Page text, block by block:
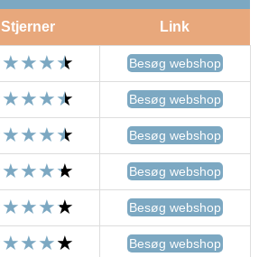
Stjerner Link
Besøg webshop
Besøg webshop
Besøg webshop
Besøg webshop
Besøg webshop
Besøg webshop